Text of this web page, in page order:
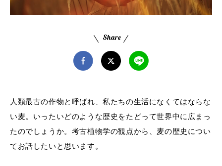
人類最古の作物と呼ばれ、私たちの生活になくてはならな
い麦。いったいどのような歴史をたどって世界中に広まっ
たのでしょうか。考古植物学の観点から、麦の歴史につい
てお話したいと思います。